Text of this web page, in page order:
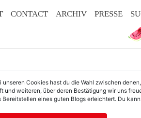
CONTACT ARCHIV PRESSE
unseren Cookies hast du die Wahl zwischen
und weiteren, über deren Bestätigung wir uns
Bereitstellen eines guten Blogs erleichtert. Du